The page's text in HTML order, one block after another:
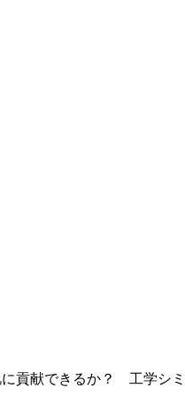
貢献できるか？ 工学シ